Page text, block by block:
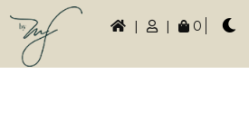
| | 0